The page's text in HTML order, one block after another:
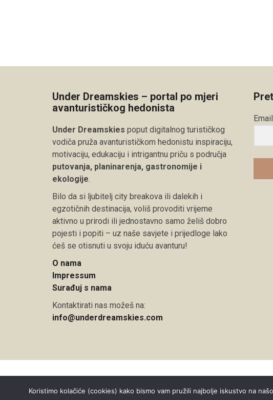
Under Dreamskies – portal po mjeri
avanturističkog hedonista
Under Dreamskies poput digitalnog turističkog
vodiča pruža avanturističkom hedonistu inspiraciju,
motivaciju, edukaciju i intrigantnu priču s područja
putovanja, planinarenja, gastronomije i
ekologije.
Bilo da si ljubitelj city breakova ili dalekih i
egzotičnih destinacija, voliš provoditi vrijeme
aktivno u prirodi ili jednostavno samo želiš dobro
pojesti i popiti – uz naše savjete i prijedloge lako
ćeš se otisnuti u svoju iduću avanturu!
O nama
Impressum
Surađuj s nama
Kontaktirati nas možeš na:
info@underdreamskies.com
Email
Koristimo kolačiće (cookies) kako bismo vam pružili najbolje iskustvo na